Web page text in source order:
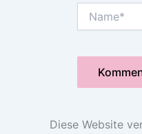
Diese Website